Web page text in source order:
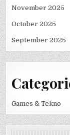
November 2025
October 2025
September 2025
Games & Tekno